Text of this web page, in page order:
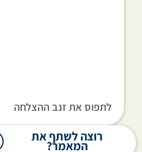
לתפוס את זנב ההצלחה
רוצה לשתף את
המאמר?